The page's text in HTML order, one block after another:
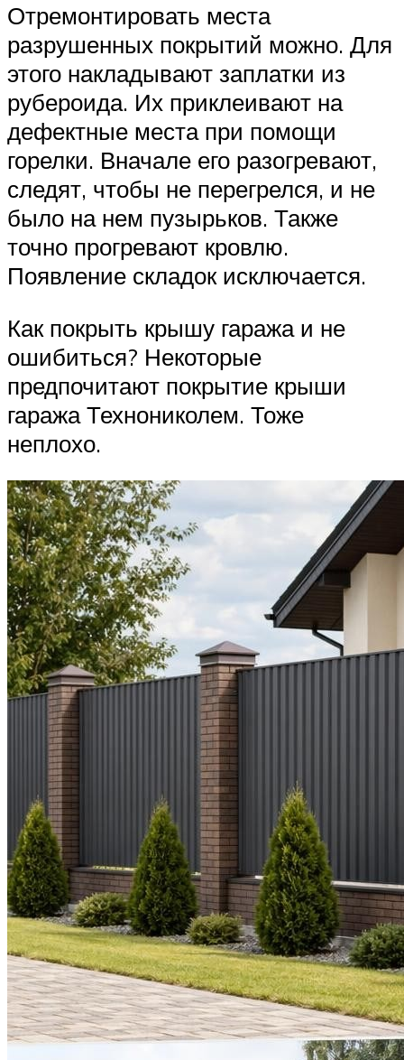
Отремонтировать места
разрушенных покрытий можно. Для
этого накладывают заплатки из
рубероида. Их приклеивают на
дефектные места при помощи
горелки. Вначале его разогревают,
следят, чтобы не перегрелся, и не
было на нем пузырьков. Также
точно прогревают кровлю.
Появление складок исключается.
Как покрыть крышу гаража и не
ошибиться? Некоторые
предпочитают покрытие крыши
гаража Технониколем. Тоже
неплохо.